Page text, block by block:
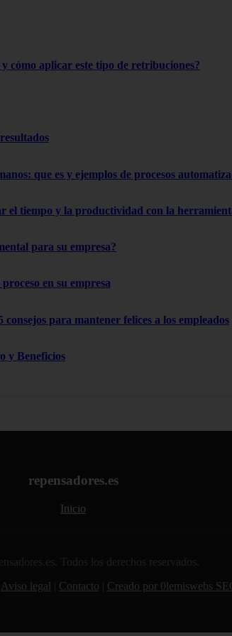
cómo aplicar este tipo de retribuciones?
que es y ejemplos de procesos
el tiempo y la productividad con la
para su empresa?
en su empresa
para mantener felices a los empleados
y Beneficios
repensadores.es
Inicio
Todos los derechos reservados.
Aviso legal Contacto Creado por 0lemiswebs